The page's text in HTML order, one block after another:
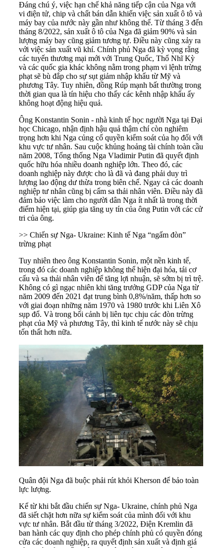
Đáng chú ý, việc hạn chế khả năng tiếp cận của Nga với
vi điện tử, chip và chất bán dẫn khiến việc sản xuất ô tô và
máy bay của nước này gần như không thể. Từ tháng 3 đến
tháng 8/2022, sản xuất ô tô của Nga đã giảm 90% và sản
lượng máy bay cũng giảm tương tự. Điều này cũng xảy ra
với việc sản xuất vũ khí. Chính phủ Nga đã kỳ vọng rằng
các tuyến thương mại mới với Trung Quốc, Thổ Nhĩ Kỳ
và các quốc gia khác không nằm trong phạm vi lệnh trừng
phạt sẽ bù đắp cho sự sụt giảm nhập khẩu từ Mỹ và
phương Tây. Tuy nhiên, đồng Rúp mạnh bất thường trong
thời gian qua là tín hiệu cho thấy các kênh nhập khẩu ấy
không hoạt động hiệu quả.
Ông Konstantin Sonin - nhà kinh tế học người Nga tại Đại
học Chicago, nhận định hậu quả thậm chí còn nghiêm
trọng hơn khi Nga củng cố quyền kiểm soát của họ đối với
khu vực tư nhân. Sau cuộc khủng hoảng tài chính toàn cầu
năm 2008, Tổng thống Nga Vladimir Putin đã quyết định
quốc hữu hóa nhiều doanh nghiệp lớn. Theo đó, các
doanh nghiệp này được cho là đã và đang phải duy trì
lượng lao động dư thừa trong biên chế. Ngay cả các doanh
nghiệp tư nhân cũng bị cấm sa thải nhân viên. Điều này đã
đảm bảo việc làm cho người dân Nga ít nhất là trong thời
điểm hiện tại, giúp gia tăng uy tín của ông Putin với các cử
tri của ông.
>> Chiến sự Nga- Ukraine: Kinh tế Nga “ngấm đòn”
trừng phạt
Tuy nhiên theo ông Konstantin Sonin, một nền kinh tế,
trong đó các doanh nghiệp không thể hiện đại hóa, tái cơ
cấu và sa thải nhân viên để tăng lợi nhuận, sẽ sớm bị trì trệ.
Không có gì ngạc nhiên khi tăng trưởng GDP của Nga từ
năm 2009 đến 2021 đạt trung bình 0,8%/năm, thấp hơn so
với giai đoạn những năm 1970 và 1980 trước khi Liên Xô
sụp đổ. Và trong bối cảnh bị liên tục chịu các đòn trừng
phạt của Mỹ và phương Tây, thì kinh tế nước này sẽ chịu
tốn thất hơn nữa.
Quân đội Nga đã buộc phải rút khỏi Kherson để bảo toàn
lực lượng.
Kể từ khi bắt đầu chiến sự Nga- Ukraine, chính phủ Nga
đã siết chặt hơn nữa sự kiểm soát của mình đối với khu
vực tư nhân. Bắt đầu từ tháng 3/2022, Điện Kremlin đã
ban hành các quy định cho phép chính phủ có quyền đóng
cửa các doanh nghiệp, ra quyết định sản xuất và định giá